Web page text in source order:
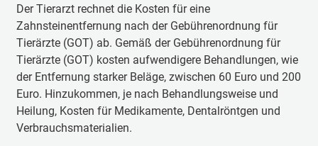
Der Tierarzt rechnet die Kosten für eine
Zahnsteinentfernung nach der Gebührenordnung für
Tierärzte (GOT) ab. Gemäß der Gebührenordnung für
Tierärzte (GOT) kosten aufwendigere Behandlungen, wie
der Entfernung starker Beläge, zwischen 60 Euro und 200
Euro. Hinzukommen, je nach Behandlungsweise und
Heilung, Kosten für Medikamente, Dentalröntgen und
Verbrauchsmaterialien.